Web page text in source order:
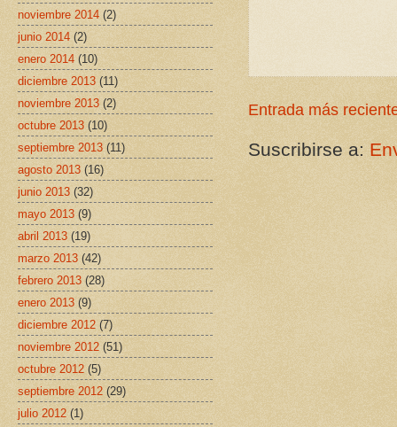
Entrada más
Suscribirse a:
noviembre 2014 (2)
junio 2014 (2)
enero 2014 (10)
diciembre 2013 (11)
noviembre 2013 (2)
octubre 2013 (10)
septiembre 2013 (11)
agosto 2013 (16)
junio 2013 (32)
mayo 2013 (9)
abril 2013 (19)
marzo 2013 (42)
febrero 2013 (28)
enero 2013 (9)
diciembre 2012 (7)
noviembre 2012 (51)
octubre 2012 (5)
septiembre 2012 (29)
julio 2012 (1)